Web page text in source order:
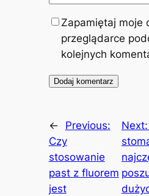
Zapamiętaj moje
przeglądarce
kolejnych
←
Previous:
Czy
stosowanie
past z fluorem
jest
Next: